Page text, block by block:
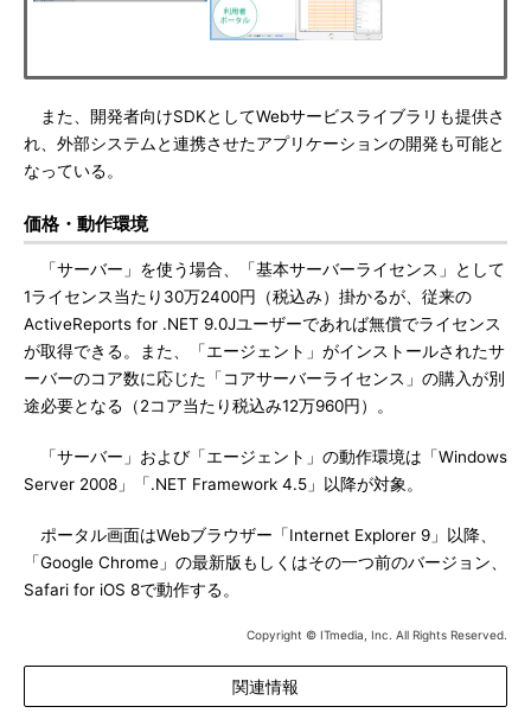
また、開発者向けSDKとしてWebサービスライブラリも提供さ
れ、外部システムと連携させたアプリケーションの開発も可能と
なっている。
価格・動作環境
「サーバー」を使う場合、「基本サーバーライセンス」として
1ライセンス当たり30万2400円（税込み）掛かるが、従来の
ActiveReports for .NET 9.0Jユーザーであれば無償でライセンス
が取得できる。また、「エージェント」がインストールされたサ
ーバーのコア数に応じた「コアサーバーライセンス」の購入が別
途必要となる（2コア当たり税込み12万960円）。
「サーバー」および「エージェント」の動作環境は「Windows
Server 2008」「.NET Framework 4.5」以降が対象。
ポータル画面はWebブラウザー「Internet Explorer 9」以降、
「Google Chrome」の最新版もしくはその一つ前のバージョン、
Safari for iOS 8で動作する。
Copyright © ITmedia, Inc. All Rights Reserved.
関連情報